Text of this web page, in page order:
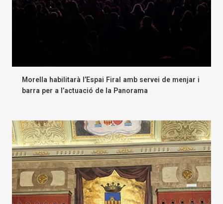
Morella habilitarà l’Espai Firal amb servei de menjar i
barra per a l’actuació de la Panorama